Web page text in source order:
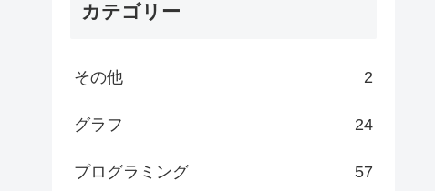
カテゴリー
その他 2
グラフ 24
プログラミング 57